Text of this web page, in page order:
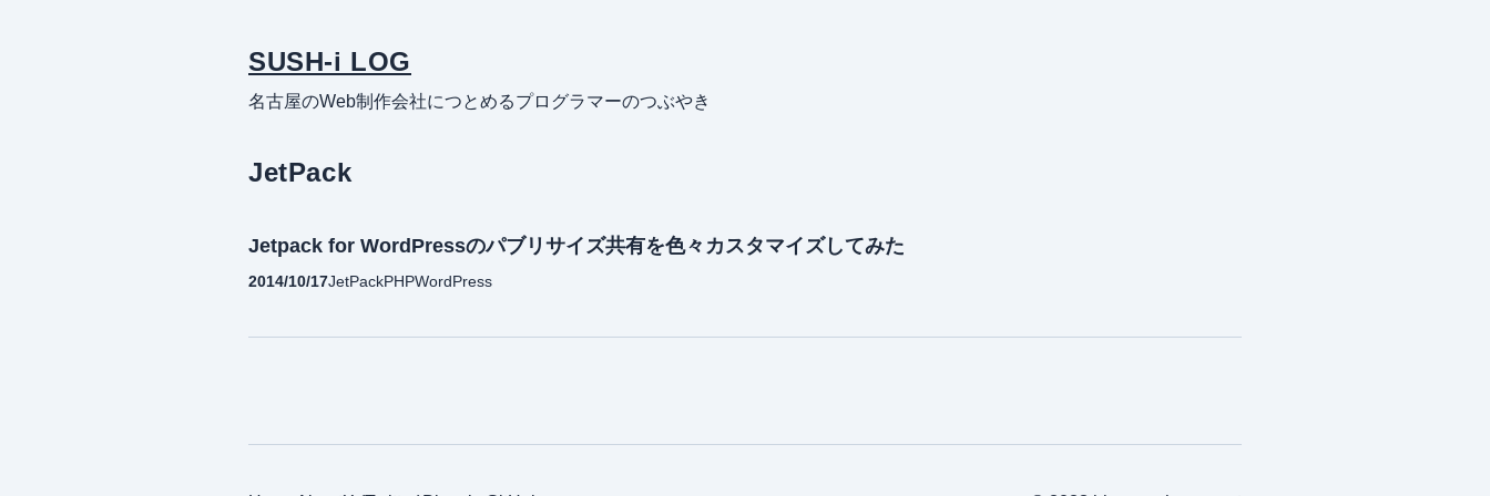
SUSH-i LOG
名古屋のWeb制作会社につとめるプログラマーのつぶやき
JetPack
Jetpack for WordPressのパブリサイズ共有を色々カスタマイズしてみた
2014/10/17JetPackPHPWordPress